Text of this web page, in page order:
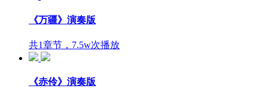
《万疆》演奏版
共1章节，7.5w次播放
《赤伶》演奏版